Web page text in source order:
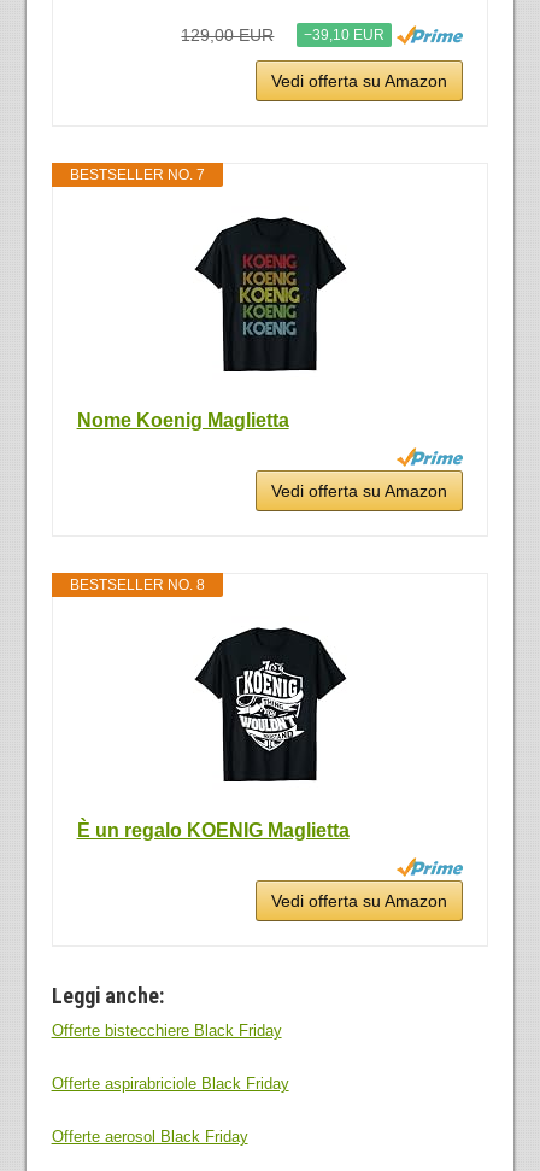
129,00 EUR −39,10 EUR
Vedi offerta su Amazon
BESTSELLER NO. 7
Nome Koenig Maglietta
Vedi offerta su Amazon
BESTSELLER NO. 8
È un regalo KOENIG Maglietta
Vedi offerta su Amazon
Leggi anche:
Offerte bistecchiere Black Friday
Offerte aspirabriciole Black Friday
Offerte aerosol Black Friday